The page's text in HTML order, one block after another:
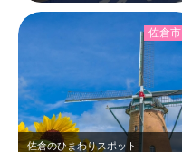
佐倉のひまわりスポット
佐倉市